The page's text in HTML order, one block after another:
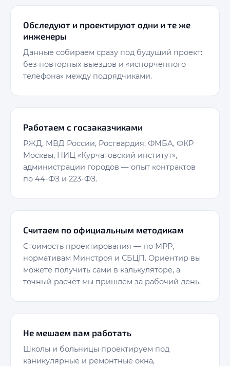
Обследуют и проектируют одни и те же
инженеры
Данные собираем сразу под будущий проект:
без повторных выездов и «испорченного
телефона» между подрядчиками.
Работаем с госзаказчиками
РЖД, МВД России, Росгвардия, ФМБА, ФКР
Москвы, НИЦ «Курчатовский институт»,
администрации городов — опыт контрактов
по 44-ФЗ и 223-ФЗ.
Считаем по официальным методикам
Стоимость проектирования — по МРР,
нормативам Минстроя и СБЦП. Ориентир вы
можете получить сами в калькуляторе, а
точный расчёт мы пришлём за рабочий день.
Не мешаем вам работать
Школы и больницы проектируем под
каникулярные и ремонтные окна,